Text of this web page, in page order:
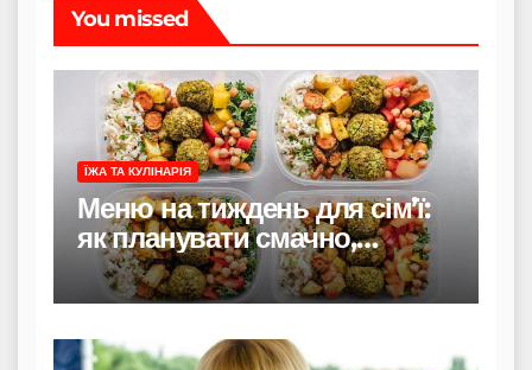
You missed
ЇЖА ТА КУЛІНАРІЯ
Меню на тиждень для сім’ї:
як планувати смачно,
економно і без стресу